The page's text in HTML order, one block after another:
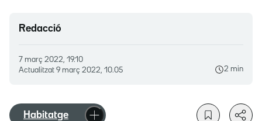
Redacció
7 març 2022, 19.10
Actualitzat 9 març 2022, 10.05 2 min
Habitatge